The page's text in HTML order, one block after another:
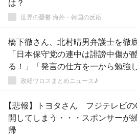
は？
世界の憂鬱 海外・韓国の反応
橋下徹さん、北村晴男弁護士を徹
「日本保守党の連中は誹謗中傷が
る！」「発言の仕方を一から勉強
ｗｗｗｗｗｗｗｗｗｗｗｗｗｗｗｗ
政経ワロスまとめニュース♪
【悲報】トヨタさん フジテレビ
開してしまう・・・スポンサーが
帰